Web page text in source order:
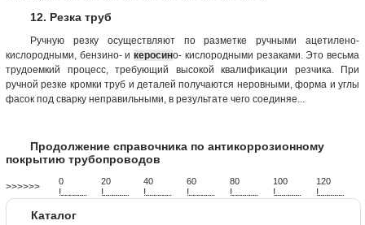
12. Резка труб
Ручную резку осуществляют по разметке ручными ацетилено-
кислородными, бензино- икеросино- кислородными резаками. Это весьма
трудоемкий процесс, требующий высокой квалификации резчика. При
ручной резке кромки труб и деталей получаются неровными, форма и углы
фасок под сварку неправильными, в результате чего соединяе...
Продолжение справочника по антикоррозионному
покрытию трубопроводов
>>>>>> 0
!...................
20
!...................
40
!...................
60
!...................
80
!...................
100
!...................
120
!...................
Каталог